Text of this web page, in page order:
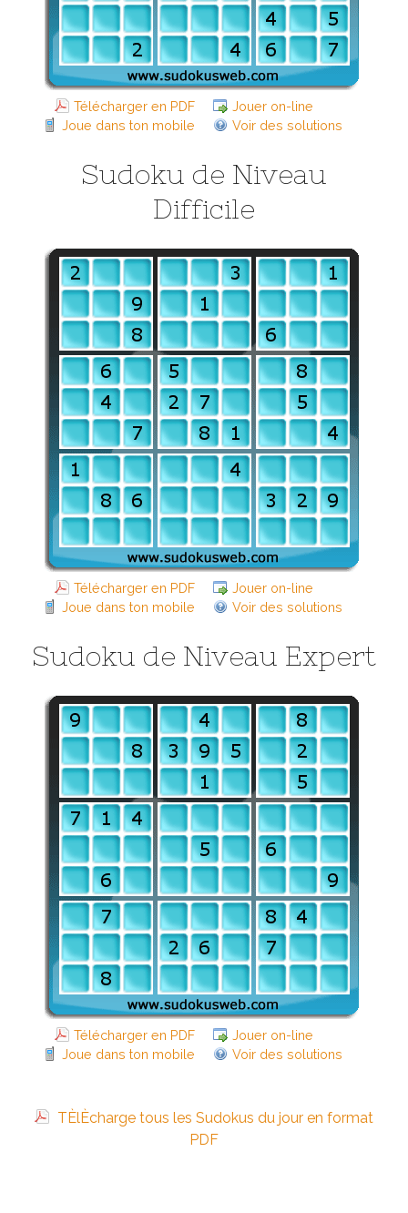
Télécharger en PDF
Jouer on-line
Joue dans ton mobile
Voir des solutions
Sudoku de Niveau
Difficile
Télécharger en PDF
Jouer on-line
Joue dans ton mobile
Voir des solutions
Sudoku de Niveau Expert
Télécharger en PDF
Jouer on-line
Joue dans ton mobile
Voir des solutions
TÈlÈcharge tous les Sudokus du jour en format
PDF